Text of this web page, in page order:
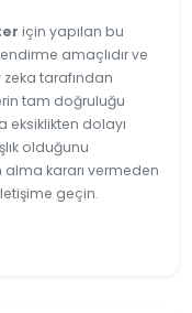
için yapılan bu
amaçlıdır ve
tarafından
tam doğruluğu
dolayı
olduğunu
alma kararı vermeden
geçin.